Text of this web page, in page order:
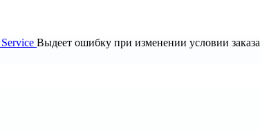
Выдеет ошибку при изменении условии заказа